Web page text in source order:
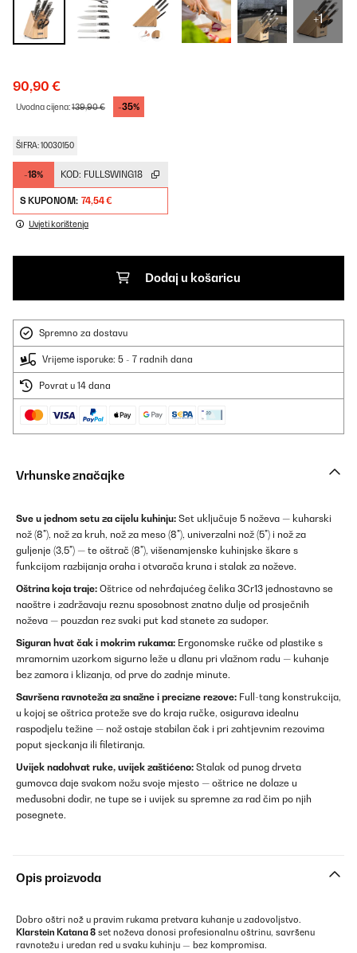
+1
90,90 €
Uvodna cijena:139,90 € -35%
ŠIFRA: 10030150
-18% KOD: FULLSWING18
S KUPONOM: 74,54 €
Uvjeti korištenja
Dodaj u košaricu
Spremno za dostavu
Vrijeme isporuke: 5 - 7 radnih dana
Povrat u 14 dana
Vrhunske značajke
Sve u jednom setu za cijelu kuhinju: Set uključuje 5 noževa — kuharski
nož (8"), nož za kruh, nož za meso (8"), univerzalni nož (5") i nož za
guljenje (3,5") — te oštrač (8"), višenamjenske kuhinjske škare s
funkcijom razbijanja oraha i otvarača kruna i stalak za noževe.
Oštrina koja traje: Oštrice od nehrđajućeg čelika 3Cr13 jednostavno se
naoštre i zadržavaju reznu sposobnost znatno dulje od prosječnih
noževa — pouzdan rez svaki put kad stanete za sudoper.
Siguran hvat čak i mokrim rukama: Ergonomske ručke od plastike s
mramornim uzorkom sigurno leže u dlanu pri vlažnom radu — kuhanje
bez zamora i klizanja, od prve do zadnje minute.
Savršena ravnoteža za snažne i precizne rezove: Full-tang konstrukcija,
u kojoj se oštrica proteže sve do kraja ručke, osigurava idealnu
raspodjelu težine — nož ostaje stabilan čak i pri zahtjevnim rezovima
poput sjeckanja ili filetiranja.
Uvijek nadohvat ruke, uvijek zaštićeno: Stalak od punog drveta
gumovca daje svakom nožu svoje mjesto — oštrice ne dolaze u
međusobni dodir, ne tupe se i uvijek su spremne za rad čim po njih
posegnete.
Opis proizvoda
Dobro oštri nož u pravim rukama pretvara kuhanje u zadovoljstvo.
Klarstein Katana 8 set noževa donosi profesionalnu oštrinu, savršenu
ravnotežu i uredan red u svaku kuhinju — bez kompromisa.